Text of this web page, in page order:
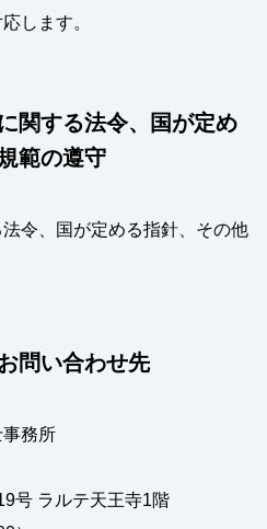
します。
関する法令、国が定め
範の遵守
令、国が定める指針、その他
問い合わせ先
事務所
号 ラルテ天王寺1階